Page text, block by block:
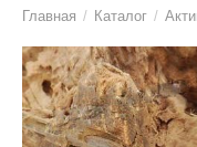
Главная / Каталог /